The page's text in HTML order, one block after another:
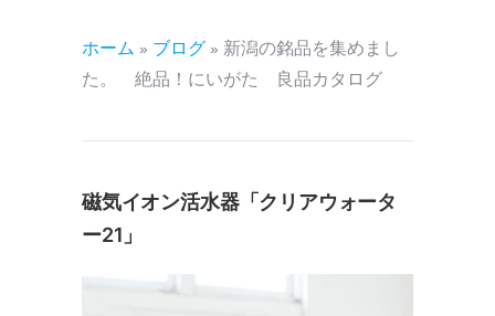
ホーム » ブログ»新潟の銘品を集めまし
た。 絶品！にいがた 良品カタログ
磁気イオン活水器「クリアウォータ
ー21」